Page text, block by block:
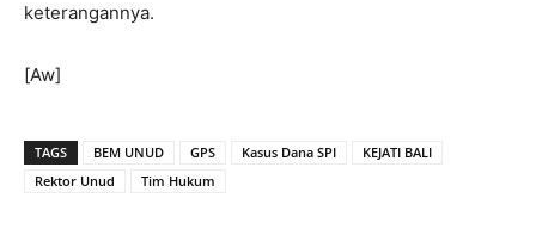
keterangannya.
[Aw]
TAGS BEM UNUD GPS Kasus Dana SPI
KEJATI BALI
Rektor Unud
Tim Hukum